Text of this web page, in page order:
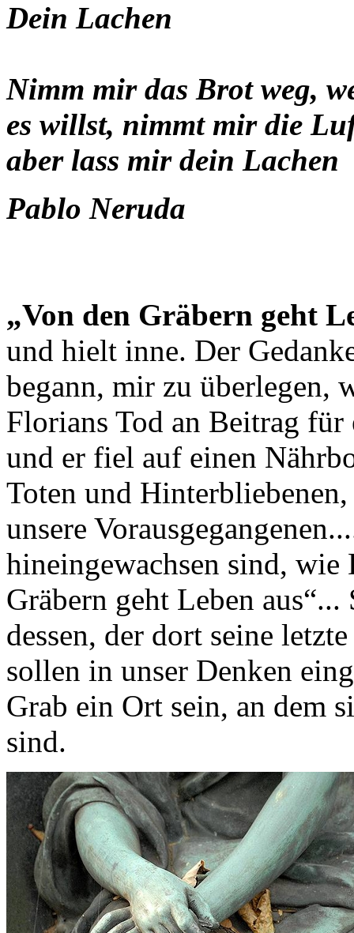
Dein Lachen
Nimm mir das Brot weg,
es willst, nimmt mir die
aber lass mir dein Lachen
Pablo Neruda
„Von den Gräbern geht
und hielt inne. Der
begann, mir zu überlegen,
Florians Tod an Beitrag
und er fiel auf einen
Toten und
unsere
hineingewachsen sind, wie
Gräbern geht Leben
dessen, der dort seine
sollen in unser Denken
Grab ein Ort sein, an dem
sind.